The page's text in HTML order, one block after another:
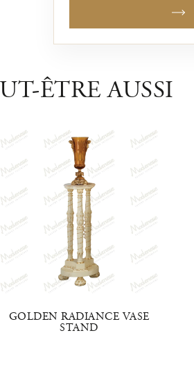
ÊTRE AUSSI
GOLDEN RADIANCE VASE
STAND